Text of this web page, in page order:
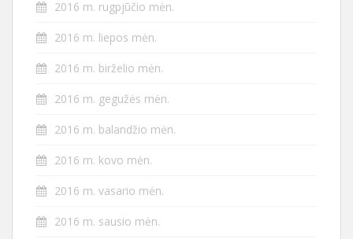
2016 m. rugpjūčio mėn.
2016 m. liepos mėn.
2016 m. birželio mėn.
2016 m. gegužės mėn.
2016 m. balandžio mėn.
2016 m. kovo mėn.
2016 m. vasario mėn.
2016 m. sausio mėn.